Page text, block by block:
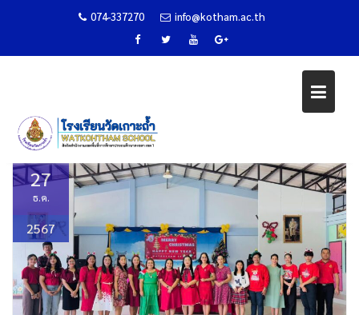
074-337270 info@kotham.ac.th
กิจกรรมวันคริสต์มาสและพิธีตักบาต
ส่งท้ายปีเก่าต้อนรับปีใหม่ 2568
กิจกรรมวันคริสต์มาสและพิธีตักบาตรส่งท้ายปีเก่าต้อนรับปีใหม่ 2568
27
ธ.ค.
2567